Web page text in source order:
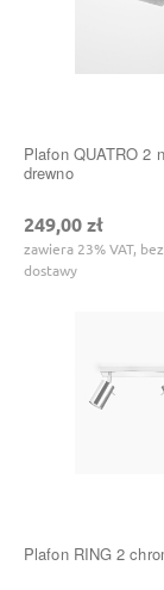
Plafon QUATRO 2
drewno
249,00 zł
zawiera 23% VAT,
dostawy
Plafon RING 2